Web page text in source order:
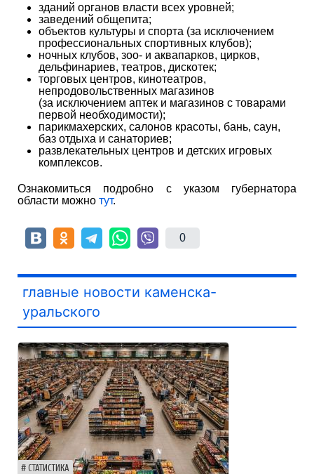
зданий органов власти всех уровней;
заведений общепита;
объектов культуры и спорта (за исключением
профессиональных спортивных клубов);
ночных клубов, зоо- и аквапарков, цирков,
дельфинариев, театров, дискотек;
торговых центров, кинотеатров,
непродовольственных магазинов
(за исключением аптек и магазинов с товарами
первой необходимости);
парикмахерских, салонов красоты, бань, саун,
баз отдыха и санаториев;
развлекательных центров и детских игровых
комплексов.
Ознакомиться подробно с указом губернатора
области можно тут.
0
главные новости каменска-
уральского
СТАТИСТИКА